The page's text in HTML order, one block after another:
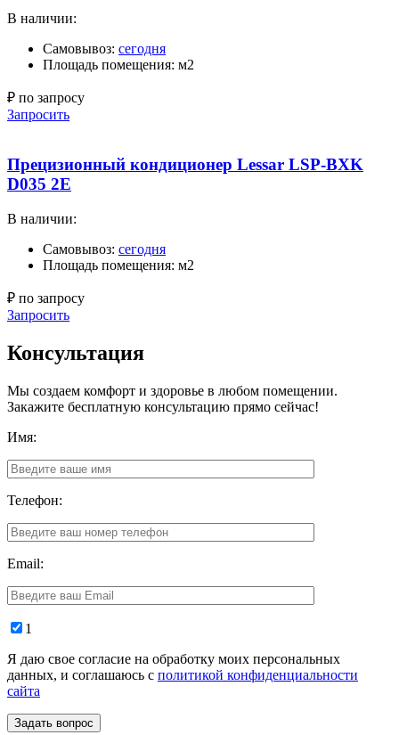
В наличии:
Самовывоз: сегодня
Площадь помещения: м2
₽ по запросу
Запросить
Прецизионный кондиционер Lessar LSP-BXK
D035 2E
В наличии:
Самовывоз: сегодня
Площадь помещения: м2
₽ по запросу
Запросить
Консультация
Мы создаем комфорт и здоровье в любом помещении.
Закажите бесплатную консультацию прямо сейчас!
Имя:
Телефон:
Email:
1
Я даю свое согласие на обработку моих персональных
данных, и соглашаюсь с политикой конфиденциальности
сайта
Задать вопрос